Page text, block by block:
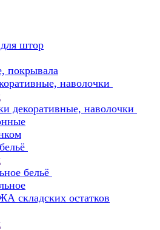
штор
покрывала
наволочки
декоративные, наволочки
бельё
складских остатков